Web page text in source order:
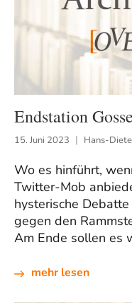
Endstation
15. Juni 2023 Hans-
Wo es hinführt,
Twitter-Mob
hysterische
gegen den
Am Ende sollen es
mehr lesen